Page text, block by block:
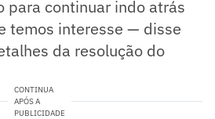
para continuar indo atrás
temos interesse — disse
da resolução do
CONTINUA
APÓS A
PUBLICIDADE